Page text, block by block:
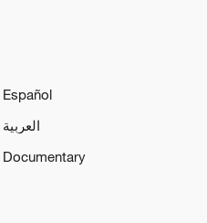
Español
العربية
Documentary